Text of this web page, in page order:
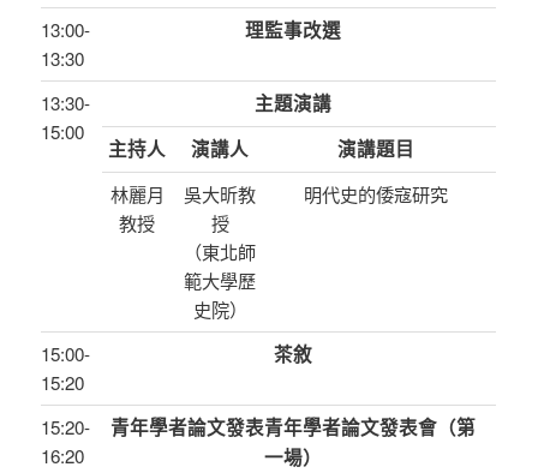
13:00-
13:30
理監事改選
13:30-
15:00
主題演講
主持人
演講人 演講題目
林麗月
教授
吳大昕教
授
（東北師
範大學歷
史院）
明代史的倭寇研究
15:00-
15:20
茶敘
15:20-
16:20
青年學者論文發表青年學者論文發表會（第
一場）